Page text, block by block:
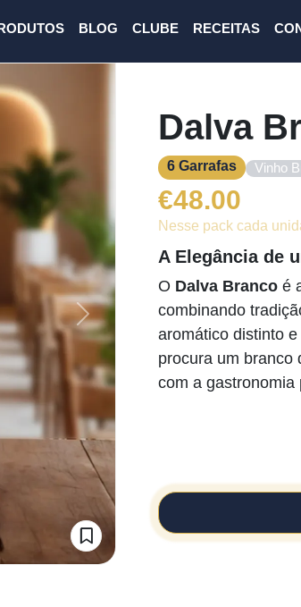
BLOG CLUBE RECEITAS
Next
Dalva
6 Garrafas Vinho
€48.00
Nesse pack cada
A Elegância de
O Dalva Branco é
combinando
aromático distinto
procura um branco
com a gastronomia